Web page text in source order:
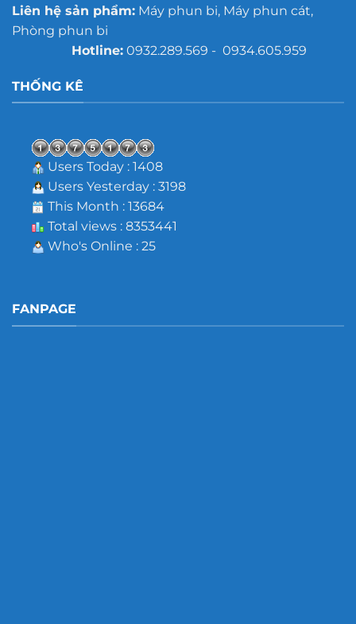
Liên hệ sản phẩm:Máy phun bi, Máy phun cát,
Phòng phun bi
Hotline:0932.289.569 - 0934.605.959
THỐNG KÊ
Users Today : 1408
Users Yesterday : 3198
This Month : 13684
Total views : 8353441
Who's Online : 25
FANPAGE